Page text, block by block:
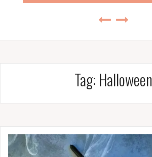
Tag: Halloween